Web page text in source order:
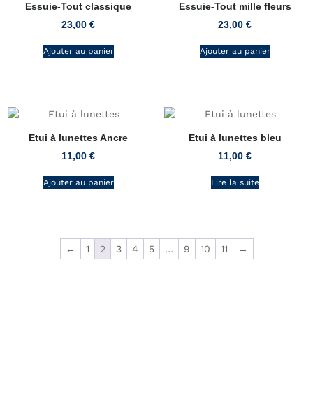
Essuie-Tout classique
23,00 €
Ajouter au panier
Essuie-Tout mille fleurs
23,00 €
Ajouter au panier
Etui à lunettes Ancre
11,00 €
Ajouter au panier
Etui à lunettes bleu
11,00 €
Lire la suite
← 1 2 3 4 5 … 9 10 11 →